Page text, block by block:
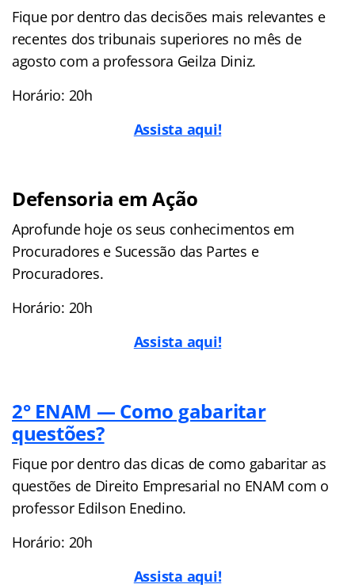
Fique por dentro das decisões mais relevantes e
recentes dos tribunais superiores no mês de
agosto com a professora Geilza Diniz.
Horário: 20h
Assista aqui!
Defensoria em Ação
Aprofunde hoje os seus conhecimentos em
Procuradores e Sucessão das Partes e
Procuradores.
Horário: 20h
Assista aqui!
2° ENAM — Como gabaritar
questões?
Fique por dentro das dicas de como gabaritar as
questões de Direito Empresarial no ENAM com o
professor Edilson Enedino.
Horário: 20h
Assista aqui!